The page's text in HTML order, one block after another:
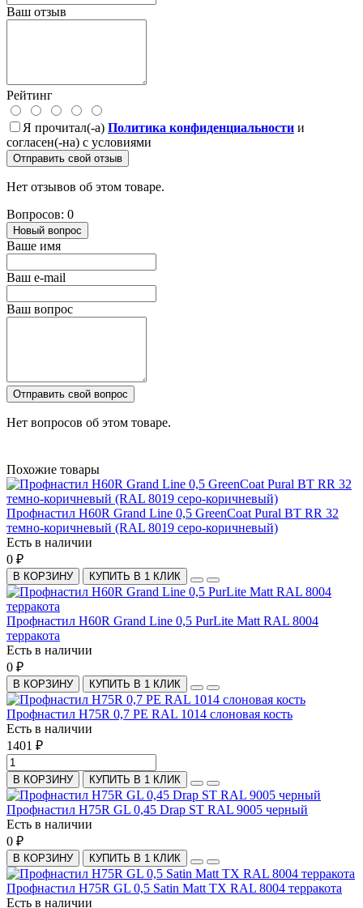
Ваш отзыв
Рейтинг
Я прочитал(-а) Политика конфиденциальности и
согласен(-на) с условиями
Отправить свой отзыв
Нет отзывов об этом товаре.
Вопросов: 0
Новый вопрос
Ваше имя
Ваш e-mail
Ваш вопрос
Отправить свой вопрос
Нет вопросов об этом товаре.
Похожие товары
Профнастил H60R Grand Line 0,5 GreenCoat Pural BT RR 32
темно-коричневый (RAL 8019 серо-коричневый)
Есть в наличии
0 ₽
В КОРЗИНУ КУПИТЬ В 1 КЛИК
Профнастил H60R Grand Line 0,5 PurLite Matt RAL 8004
терракота
Есть в наличии
0 ₽
В КОРЗИНУ КУПИТЬ В 1 КЛИК
Профнастил H75R 0,7 PE RAL 1014 слоновая кость
Есть в наличии
1401 ₽
В КОРЗИНУ КУПИТЬ В 1 КЛИК
Профнастил H75R GL 0,45 Drap ST RAL 9005 черный
Есть в наличии
0 ₽
В КОРЗИНУ КУПИТЬ В 1 КЛИК
Профнастил H75R GL 0,5 Satin Matt TX RAL 8004 терракота
Есть в наличии